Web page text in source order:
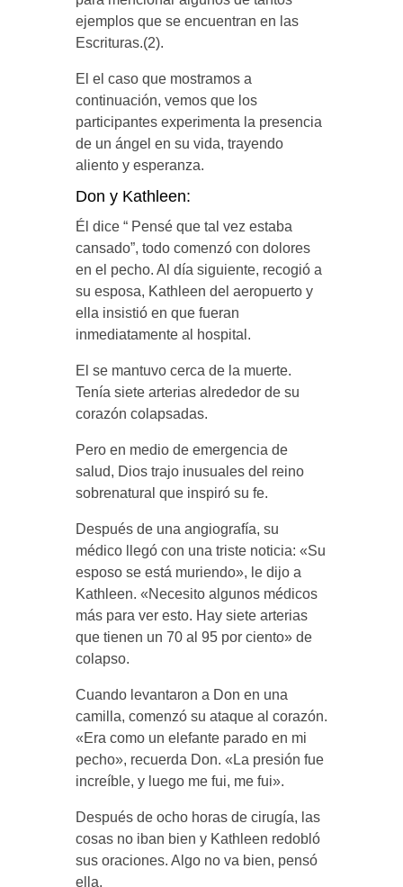
ejemplos que se encuentran en las
Escrituras.(2).
El el caso que mostramos a
continuación, vemos que los
participantes experimenta la presencia
de un ángel en su vida, trayendo
aliento y esperanza.
Don y Kathleen:
Él dice “ Pensé que tal vez estaba
cansado”, todo comenzó con dolores
en el pecho. Al día siguiente, recogió a
su esposa, Kathleen del aeropuerto y
ella insistió en que fueran
inmediatamente al hospital.
El se mantuvo cerca de la muerte.
Tenía siete arterias alrededor de su
corazón colapsadas.
Pero en medio de emergencia de
salud, Dios trajo inusuales del reino
sobrenatural que inspiró su fe.
Después de una angiografía, su
médico llegó con una triste noticia: «Su
esposo se está muriendo», le dijo a
Kathleen. «Necesito algunos médicos
más para ver esto. Hay siete arterias
que tienen un 70 al 95 por ciento» de
colapso.
Cuando levantaron a Don en una
camilla, comenzó su ataque al corazón.
«Era como un elefante parado en mi
pecho», recuerda Don. «La presión fue
increíble, y luego me fui, me fui».
Después de ocho horas de cirugía, las
cosas no iban bien y Kathleen redobló
sus oraciones. Algo no va bien, pensó
ella.